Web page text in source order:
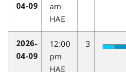
04-09
am
HAE
2026-
04-09
12:00
pm
HAE
3